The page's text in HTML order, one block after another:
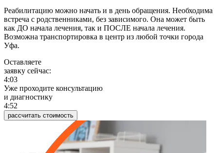
Реабилитацию можно начать и в день обращения. Необходима
встреча с родственниками, без зависимого. Она может быть
как ДО начала лечения, так и ПОСЛЕ начала лечения.
Возможна транспортировка в центр из любой точки города
Уфа.
Оставляете
заявку сейчас:
4:03
Уже проходите консультацию
и диагностику
4:52
рассчитать стоимость